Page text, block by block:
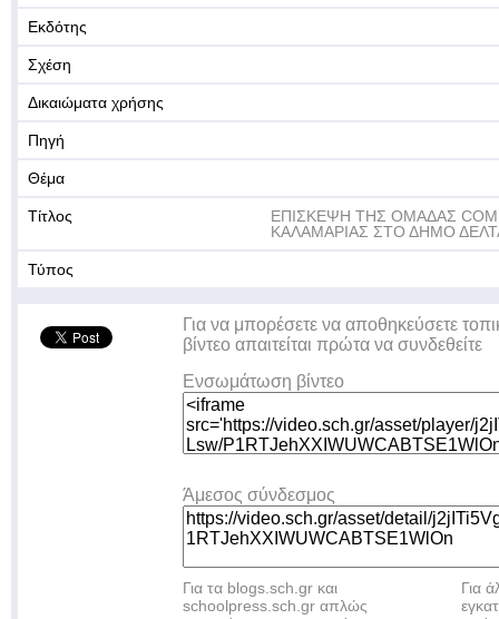
Εκδότης
Σχέση
Δικαιώματα χρήσης
Πηγή
Θέμα
Τίτλος
ΕΠΙΣΚΕΨΗ ΤΗΣ ΟΜΑΔΑΣ
ΚΑΛΑΜΑΡΙΑΣ ΣΤΟ ΔΗΜΟ
Τύπος
Για να μπορέσετε να αποθηκεύσετε
βίντεο απαιτείται πρώτα να συνδεθείτε
Ενσωμάτωση βίντεο
Άμεσος σύνδεσμος
Για τα blogs.sch.gr και
schoolpress.sch.gr απλώς
Για